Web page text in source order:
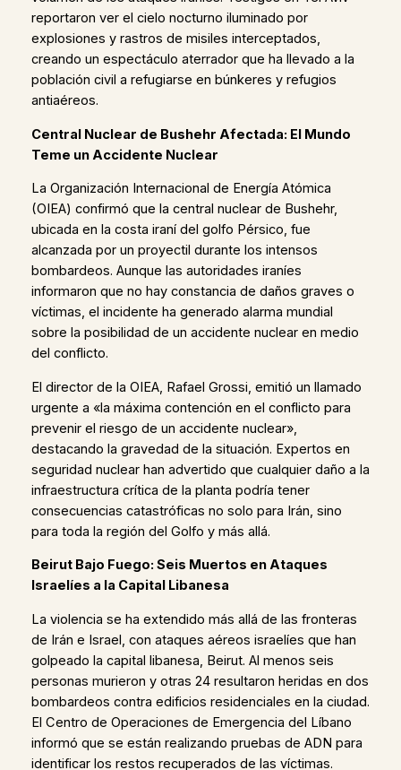
reportaron ver el cielo nocturno iluminado por
explosiones y rastros de misiles interceptados,
creando un espectáculo aterrador que ha llevado a la
población civil a refugiarse en búnkeres y refugios
antiaéreos.
Central Nuclear de Bushehr Afectada: El Mundo
Teme un Accidente Nuclear
La Organización Internacional de Energía Atómica
(OIEA) confirmó que la central nuclear de Bushehr,
ubicada en la costa iraní del golfo Pérsico, fue
alcanzada por un proyectil durante los intensos
bombardeos. Aunque las autoridades iraníes
informaron que no hay constancia de daños graves o
víctimas, el incidente ha generado alarma mundial
sobre la posibilidad de un accidente nuclear en medio
del conflicto.
El director de la OIEA, Rafael Grossi, emitió un llamado
urgente a «la máxima contención en el conflicto para
prevenir el riesgo de un accidente nuclear»,
destacando la gravedad de la situación. Expertos en
seguridad nuclear han advertido que cualquier daño a la
infraestructura crítica de la planta podría tener
consecuencias catastróficas no solo para Irán, sino
para toda la región del Golfo y más allá.
Beirut Bajo Fuego: Seis Muertos en Ataques
Israelíes a la Capital Libanesa
La violencia se ha extendido más allá de las fronteras
de Irán e Israel, con ataques aéreos israelíes que han
golpeado la capital libanesa, Beirut. Al menos seis
personas murieron y otras 24 resultaron heridas en dos
bombardeos contra edificios residenciales en la ciudad.
El Centro de Operaciones de Emergencia del Líbano
informó que se están realizando pruebas de ADN para
identificar los restos recuperados de las víctimas.